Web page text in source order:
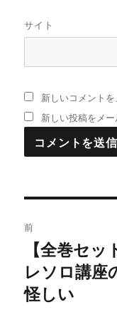
サイト
新しいコメント
新しい投稿をメ
稿
ナ
ビ
前
去
の
【全巻セ
レソロ講
怪しい